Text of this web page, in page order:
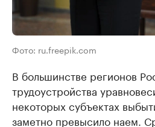
Фото: ru.freepik.com
В большинстве регионов
трудоустройства
некоторых субъектах
заметно превысило наем.